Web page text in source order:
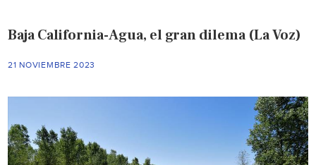
Baja California-Agua, el gran dilema (La Voz)
21 NOVIEMBRE 2023